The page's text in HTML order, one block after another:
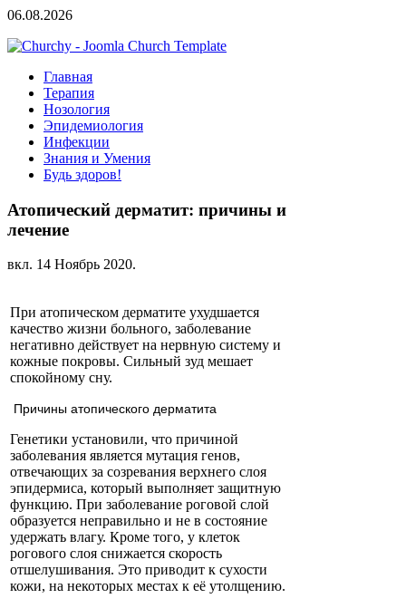
06.08.2026
Главная
Терапия
Нозология
Эпидемиология
Инфекции
Знания и Умения
Будь здоров!
Атопический дерматит: причины и
лечение
вкл. 14 Ноябрь 2020.
При атопическом дерматите ухудшается
качество жизни больного, заболевание
негативно действует на нервную систему и
кожные покровы. Сильный зуд мешает
спокойному сну.
Причины атопического дерматита
Генетики установили, что причиной
заболевания является мутация генов,
отвечающих за созревания верхнего слоя
эпидермиса, который выполняет защитную
функцию. При заболевание роговой слой
образуется неправильно и не в состояние
удержать влагу. Кроме того, у клеток
рогового слоя снижается скорость
отшелушивания. Это приводит к сухости
кожи, на некоторых местах к её утолщению.